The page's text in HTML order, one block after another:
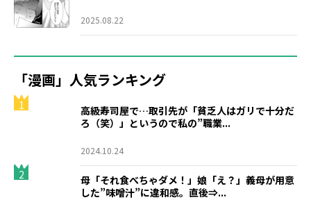
2025.08.22
「漫画」人気ランキング
1
高級寿司屋で…取引先が「貧乏人はガリで十分だ
ろ（笑）」というので私の”職業...
2024.10.24
2
母「それ食べちゃダメ！」娘「え？」義母が用意
した”味噌汁”に違和感。直後⇒...